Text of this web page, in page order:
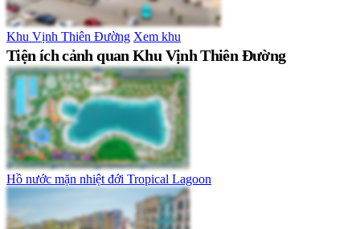
Khu Vịnh Thiên Đường Xem khu
Tiện ích cảnh quan Khu Vịnh Thiên Đường
Hồ nước mặn nhiệt đới Tropical Lagoon